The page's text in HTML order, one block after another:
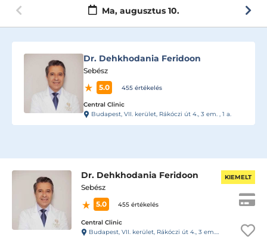
Ma, augusztus 10.
Dr. Dehkhodania Feridoon
Sebész
5.0
455 értékelés
Central Clinic
Budapest, VII. kerület, Rákóczi út 4., 3 em. , 1 a.
Dr. Dehkhodania Feridoon
Sebész
5.0
455 értékelés
Central Clinic
Budapest, VII. kerület, Rákóczi út 4., 3 em. , 1 a.
KIEMELT